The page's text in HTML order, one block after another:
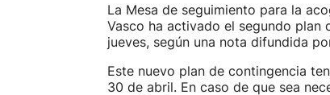
La Mesa de seguimiento para la
Vasco ha activado el segundo plan
jueves, según una nota difundida
Este nuevo plan de contingencia
30 de abril. En caso de que sea